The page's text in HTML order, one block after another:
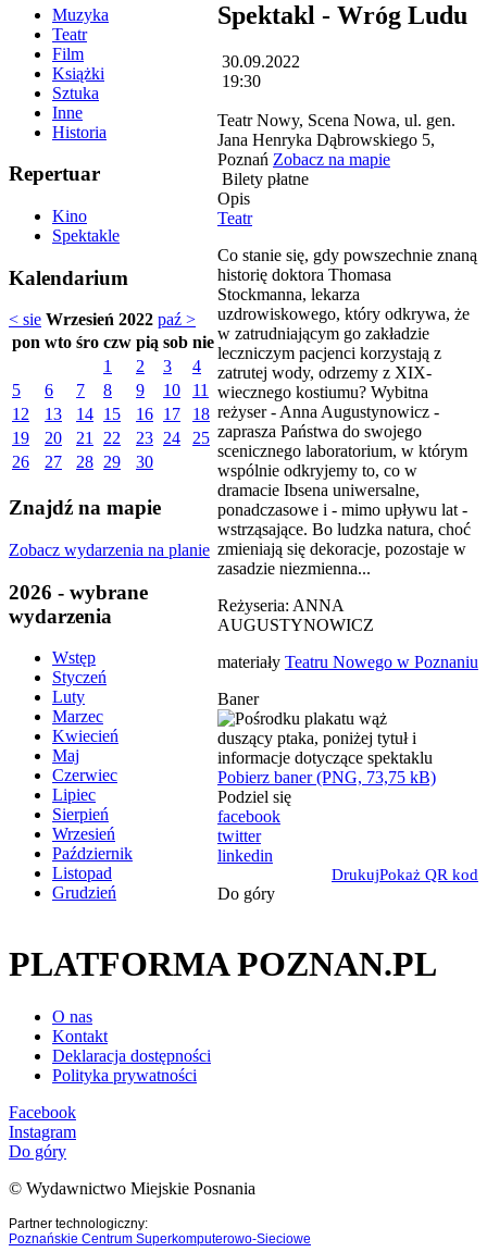
Muzyka
Teatr
Film
Książki
Sztuka
Inne
Historia
Repertuar
Kino
Spektakle
Kalendarium
< sie Wrzesień 2022 paź >
pon wto śro czw pią sob nie
1
2 3
4
5
6 7 8 9 10
11
12
13 14 15 16 17
18
19
20 21 22 23 24
25
26
27 28 29 30
Znajdź na mapie
Zobacz wydarzenia na planie
2026 - wybrane
wydarzenia
Wstęp
Styczeń
Luty
Marzec
Kwiecień
Maj
Czerwiec
Lipiec
Sierpień
Wrzesień
Październik
Listopad
Grudzień
Spektakl - Wróg Ludu
30.09.2022
19:30
Teatr Nowy, Scena Nowa, ul. gen.
Jana Henryka Dąbrowskiego 5,
Poznań Zobacz na mapie
Bilety płatne
Opis
Teatr
Co stanie się, gdy powszechnie znaną
historię doktora Thomasa
Stockmanna, lekarza
uzdrowiskowego, który odkrywa, że
w zatrudniającym go zakładzie
leczniczym pacjenci korzystają z
zatrutej wody, odrzemy z XIX-
wiecznego kostiumu? Wybitna
reżyser - Anna Augustynowicz -
zaprasza Państwa do swojego
scenicznego laboratorium, w którym
wspólnie odkryjemy to, co w
dramacie Ibsena uniwersalne,
ponadczasowe i - mimo upływu lat -
wstrząsające. Bo ludzka natura, choć
zmieniają się dekoracje, pozostaje w
zasadzie niezmienna...
Reżyseria: ANNA
AUGUSTYNOWICZ
materiały Teatru Nowego w Poznaniu
Baner
Pobierz baner (PNG, 73,75 kB)
Podziel się
facebook
twitter
linkedin
DrukujPokaż QR kod
Do góry
PLATFORMA POZNAN.PL
O nas
Kontakt
Deklaracja dostępności
Polityka prywatności
Facebook
Instagram
Do góry
© Wydawnictwo Miejskie Posnania
Partner technologiczny:
Poznańskie Centrum Superkomputerowo-Sieciowe